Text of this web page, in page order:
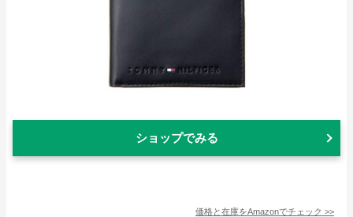
ショップでみる
価格と在庫をAmazonでチェック >>